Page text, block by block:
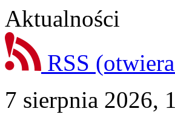
Aktualności
RSS
7 sierpnia 2026,